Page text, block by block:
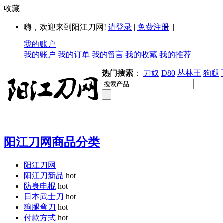
收藏
嗨，欢迎来到阳江刀网! 请登录 | 免费注册 ||
我的账户
我的账户 我的订单 我的留言 我的收藏 我的推荐
热门搜索 ： 刀奴 D80 丛林王 狗腿
阳江刀网商品分类
阳江刀网
阳江刀新品 hot
防身电棍 hot
日本武士刀 hot
狗腿弯刀 hot
付款方式 hot